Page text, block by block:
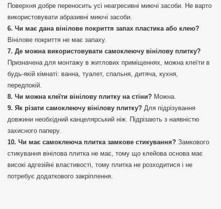
Поверхня добре переносить усі неагресивні миючі засоби. Не варто
використовувати абразивні миючі засоби.
Чи має дана вінілове покриття запах пластика або клею?
Вінілове покриття не має запаху.
Де можна використовувати самоклеючу вінілову плитку?
Призначена для монтажу в житлових приміщеннях, можна клеїти в
будь-якій кімнаті: ванна, туалет, спальня, дитяча, кухня,
передпокій.
Чи можна клеїти вінілову плитку на стіни? Можна.
Як різати самоклеючу вінілову плитку? Для підрізування
довжини необхідний канцелярський ніж. Підрізають з наявністю
захисного паперу.
Чи має самоклеюча плитка замкове стикування? Замкового
стикування вінілова плитка не має, тому що клейова основа має
високі адгезійні властивості, тому плитка не розходитися і не
потребує додаткового закріплення.